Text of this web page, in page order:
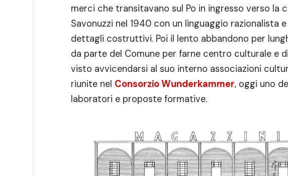
merci che transitavano sul Po in ingresso verso
Savonuzzi nel 1940 con un linguaggio
dettagli costruttivi. Poi il lento abbandono per
da parte del Comune per farne centro culturale e
visto avvicendarsi al suo interno associazioni
riunite nel Consorzio Wunderkammer, oggi uno
laboratori e proposte formative.